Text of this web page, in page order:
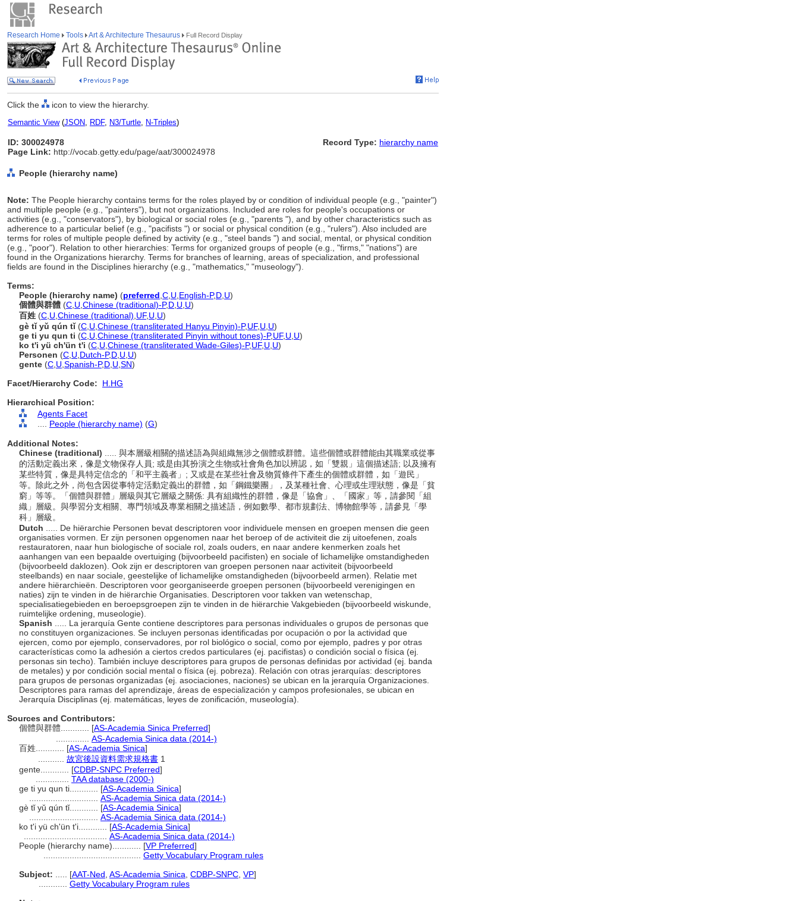
Research Home Tools Art & Architecture Thesaurus Full Record Display
Click the icon to view the hierarchy.
Semantic View(JSON, RDF, N3/Turtle, N-Triples)
ID: 300024978
Page Link: http://vocab.getty.edu/page/aat/300024978
Record Type: hierarchy name
People (hierarchy name)
Note: The People hierarchy contains terms for the roles played by or condition of individual people (e.g., "painter")
and multiple people (e.g., "painters"), but not organizations. Included are roles for people's occupations or
activities (e.g., "conservators"), by biological or social roles (e.g., "parents "), and by other characteristics such as
adherence to a particular belief (e.g., "pacifists ") or social or physical condition (e.g., "rulers"). Also included are
terms for roles of multiple people defined by activity (e.g., "steel bands ") and social, mental, or physical condition
(e.g., "poor"). Relation to other hierarchies: Terms for organized groups of people (e.g., "firms," "nations") are
found in the Organizations hierarchy. Terms for branches of learning, areas of specialization, and professional
fields are found in the Disciplines hierarchy (e.g., "mathematics," "museology").
Terms:
People (hierarchy name) (preferred C U English-P,D U)
個體與群體 (C U Chinese (traditional)-P,D U U)
百姓 (C U Chinese (traditional) UF, U U)
gè tǐ yǔ qún tǐ(C U Chinese (transliterated Hanyu Pinyin)-P,UF, U U)
ge ti yu qun ti (C U Chinese (transliterated Pinyin without tones)-P,UF, U U)
ko t'i yü ch'ün t'i (C U Chinese (transliterated Wade-Giles)-P,UF, U U)
Personen (C U Dutch-P,D U U)
gente (C U Spanish-P,D U SN)
Facet/Hierarchy Code:
H.HG
Hierarchical Position:
Agents Facet
People (hierarchy name) (G)
Additional Notes:
Chinese (traditional)
..... 與本層級相關的描述語為與組織無涉之個體或群體。這些個體或群體能由其職業或從事
的活動定義出來，像是文物保存人員; 或是由其扮演之生物或社會角色加以辨認，如「雙親」這個描述語; 以及擁有
某些特質，像是具特定信念的「和平主義者」; 又或是在某些社會及物質條件下產生的個體或群體，如「遊民」
等。除此之外，尚包含因從事特定活動定義出的群體，如「鋼鐵樂團」，及某種社會、心理或生理狀態，像是「貧
窮」等等。「個體與群體」層級與其它層級之關係: 具有組織性的群體，像是「協會」、「國家」等，請參閱「組
織」層級。與學習分支相關、專門領域及專業相關之描述語，例如數學、都市規劃法、博物館學等，請參見「學
科」層級。
Dutch
..... De hiërarchie Personen bevat descriptoren voor individuele mensen en groepen mensen die geen
organisaties vormen. Er zijn personen opgenomen naar het beroep of de activiteit die zij uitoefenen, zoals
restauratoren, naar hun biologische of sociale rol, zoals ouders, en naar andere kenmerken zoals het
aanhangen van een bepaalde overtuiging (bijvoorbeeld pacifisten) en sociale of lichamelijke omstandigheden
(bijvoorbeeld daklozen). Ook zijn er descriptoren van groepen personen naar activiteit (bijvoorbeeld
steelbands) en naar sociale, geestelijke of lichamelijke omstandigheden (bijvoorbeeld armen). Relatie met
andere hiërarchieën. Descriptoren voor georganiseerde groepen personen (bijvoorbeeld verenigingen en
naties) zijn te vinden in de hiërarchie Organisaties. Descriptoren voor takken van wetenschap,
specialisatiegebieden en beroepsgroepen zijn te vinden in de hiërarchie Vakgebieden (bijvoorbeeld wiskunde,
ruimtelijke ordening, museologie).
Spanish
..... La jerarquía Gente contiene descriptores para personas individuales o grupos de personas que
no constituyen organizaciones. Se incluyen personas identificadas por ocupación o por la actividad que
ejercen, como por ejemplo, conservadores, por rol biológico o social, como por ejemplo, padres y por otras
características como la adhesión a ciertos credos particulares (ej. pacifistas) o condición social o física (ej.
personas sin techo). También incluye descriptores para grupos de personas definidas por actividad (ej. banda
de metales) y por condición social mental o física (ej. pobreza). Relación con otras jerarquías: descriptores
para grupos de personas organizadas (ej. asociaciones, naciones) se ubican en la jerarquía Organizaciones.
Descriptores para ramas del aprendizaje, áreas de especialización y campos profesionales, se ubican en
Jerarquía Disciplinas (ej. matemáticas, leyes de zonificación, museología).
Sources and Contributors:
個體與群體............ [AS-Academia Sinica Preferred]
AS-Academia Sinica data (2014-)
百姓............ [AS-Academia Sinica]
故宮後設資料需求規格書 1
gente............ [CDBP-SNPC Preferred]
TAA database (2000-)
ge ti yu qun ti............ [AS-Academia Sinica]
AS-Academia Sinica data (2014-)
gè tǐ yǔ qún tǐ............ [AS-Academia Sinica]
AS-Academia Sinica data (2014-)
ko t'i yü ch'ün t'i............ [AS-Academia Sinica]
AS-Academia Sinica data (2014-)
People (hierarchy name)............ [VP Preferred]
Getty Vocabulary Program rules
Subject:
[AAT-Ned AS-Academia Sinica CDBP-SNPC VP]
Getty Vocabulary Program rules